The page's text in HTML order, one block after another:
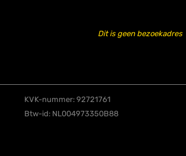
Dit is geen bezoekadres
KVK-nummer: 92721761
Btw-id: NL004973350B88